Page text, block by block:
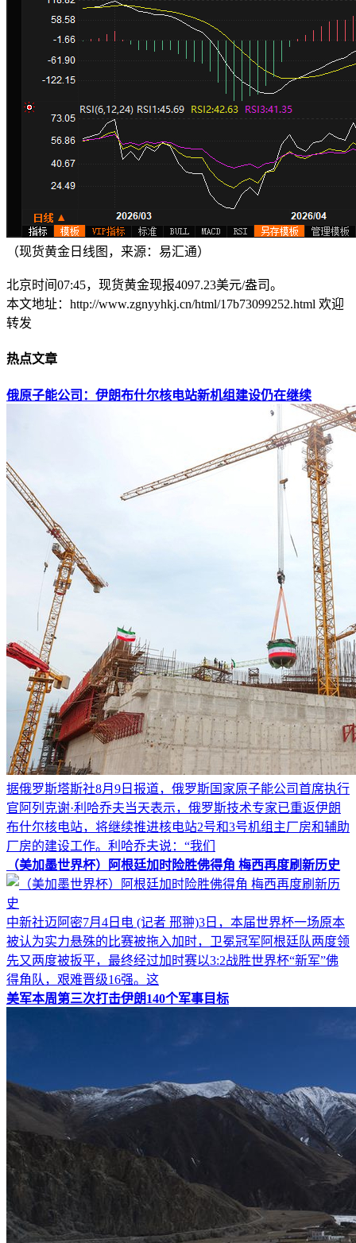
（现货黄金日线图，来源：易汇通）
北京时间07:45，现货黄金现报4097.23美元/盎司。
本文地址：http://www.zgnyyhkj.cn/html/17b73099252.html 欢迎
转发
热点文章
俄原子能公司：伊朗布什尔核电站新机组建设仍在继续
据俄罗斯塔斯社8月9日报道，俄罗斯国家原子能公司首席执行
官阿列克谢·利哈乔夫当天表示，俄罗斯技术专家已重返伊朗
布什尔核电站，将继续推进核电站2号和3号机组主厂房和辅助
厂房的建设工作。利哈乔夫说：“我们
（美加墨世界杯）阿根廷加时险胜佛得角 梅西再度刷新历史
中新社迈阿密7月4日电 (记者 邢翀)3日，本届世界杯一场原本
被认为实力悬殊的比赛被拖入加时，卫冕冠军阿根廷队两度领
先又两度被扳平，最终经过加时赛以3:2战胜世界杯“新军”佛
得角队，艰难晋级16强。这
美军本周第三次打击伊朗140个军事目标